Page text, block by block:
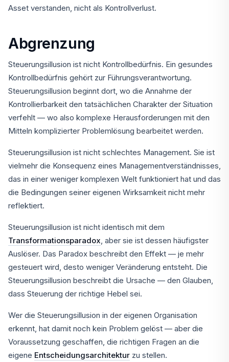
Asset verstanden, nicht als Kontrollverlust.
Abgrenzung
Steuerungsillusion ist nicht Kontrollbedürfnis. Ein gesundes
Kontrollbedürfnis gehört zur Führungsverantwortung.
Steuerungsillusion beginnt dort, wo die Annahme der
Kontrollierbarkeit den tatsächlichen Charakter der Situation
verfehlt — wo also komplexe Herausforderungen mit den
Mitteln komplizierter Problemlösung bearbeitet werden.
Steuerungsillusion ist nicht schlechtes Management. Sie ist
vielmehr die Konsequenz eines Managementverständnisses,
das in einer weniger komplexen Welt funktioniert hat und das
die Bedingungen seiner eigenen Wirksamkeit nicht mehr
reflektiert.
Steuerungsillusion ist nicht identisch mit dem
Transformationsparadox , aber sie ist dessen häufigster
Auslöser. Das Paradox beschreibt den Effekt — je mehr
gesteuert wird, desto weniger Veränderung entsteht. Die
Steuerungsillusion beschreibt die Ursache — den Glauben,
dass Steuerung der richtige Hebel sei.
Wer die Steuerungsillusion in der eigenen Organisation
erkennt, hat damit noch kein Problem gelöst — aber die
Voraussetzung geschaffen, die richtigen Fragen an die
eigene Entscheidungsarchitektur zu stellen.